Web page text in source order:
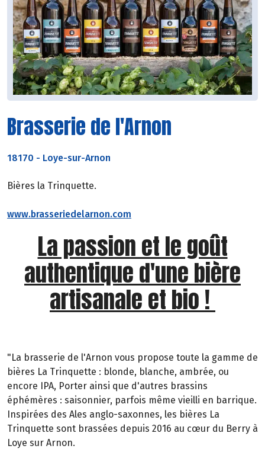
Brasserie de l'Arnon
18170 - Loye-sur-Arnon
Bières la Trinquette.
www.brasseriedelarnon.com
La passion et le goût
authentique d'une bière
artisanale et bio !
"La brasserie de l'Arnon vous propose toute la gamme de
bières La Trinquette : blonde, blanche, ambrée, ou
encore IPA, Porter ainsi que d'autres brassins
éphémères : saisonnier, parfois même vieilli en barrique.
Inspirées des Ales anglo-saxonnes, les bières La
Trinquette sont brassées depuis 2016 au cœur du Berry à
Loye sur Arnon.